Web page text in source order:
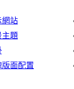
網站
題
版面配置